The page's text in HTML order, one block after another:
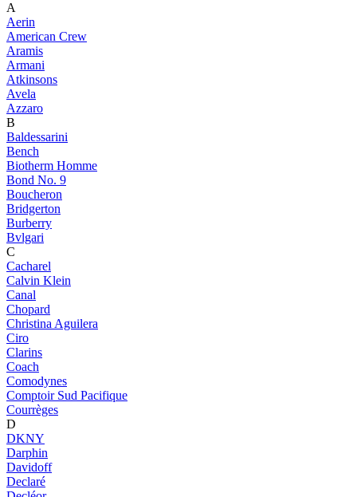
A
Aerin
American Crew
Aramis
Armani
Atkinsons
Avela
Azzaro
B
Baldessarini
Bench
Biotherm Homme
Bond No. 9
Boucheron
Bridgerton
Burberry
Bvlgari
C
Cacharel
Calvin Klein
Canal
Chopard
Christina Aguilera
Ciro
Clarins
Coach
Comodynes
Comptoir Sud Pacifique
Courrèges
D
DKNY
Darphin
Davidoff
Declaré